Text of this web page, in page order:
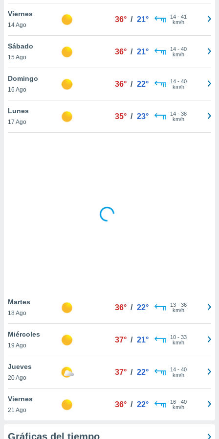
de
sitio
de que
sean
para
ni para
únicos
similares
como
IP
posible
traten tus
en
Para
Viernes
14 Ago
36° / 21° 14- 41
km/h
Sábado
15 Ago
36° / 21° 14- 40
km/h
Domingo
16 Ago
36° / 22° 14- 40
km/h
Lunes
17 Ago
35° / 23° 14- 38
km/h
Martes
18 Ago
36° / 22° 13- 36
km/h
Miércoles
19 Ago
37° / 21° 10- 33
km/h
Jueves
20 Ago
37° / 22° 14- 40
km/h
Viernes
21 Ago
36° / 22° 16- 40
km/h
Gráficas del tiempo